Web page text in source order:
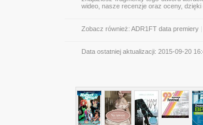
wideo, nasze recenzje oraz oceny,
Zobacz również: ADR1FT data premiery
Data ostatniej aktualizacji: 2015-09-20